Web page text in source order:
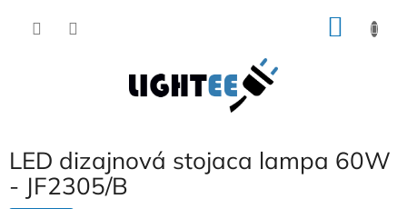
LED dizajnová stojaca lampa 60W
- JF2305/B